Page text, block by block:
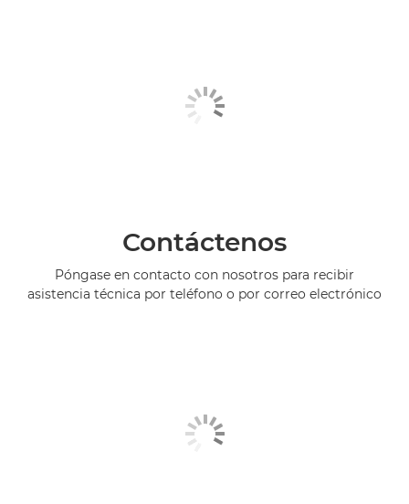
Contáctenos
Póngase en contacto con nosotros para recibir
asistencia técnica por teléfono o por correo electrónico